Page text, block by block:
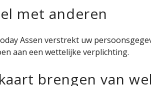
met anderen
Assen verstrekt uw
aan een wettelijke verplichting.
brengen van